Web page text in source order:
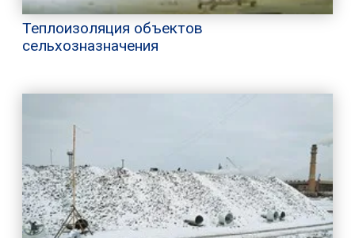
Теплоизоляция объектов
сельхозназначения